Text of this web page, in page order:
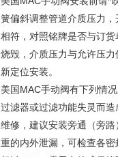
簧偏斜调整管道介质压力
相符，对照铭牌是否与订
烧毁，介质压力与允许压力
新定位安装。
美国MAC手动阀有下列情
过滤器或过滤功能失灵而
维修，建议安装旁通（旁
重的内外泄漏，可检查各